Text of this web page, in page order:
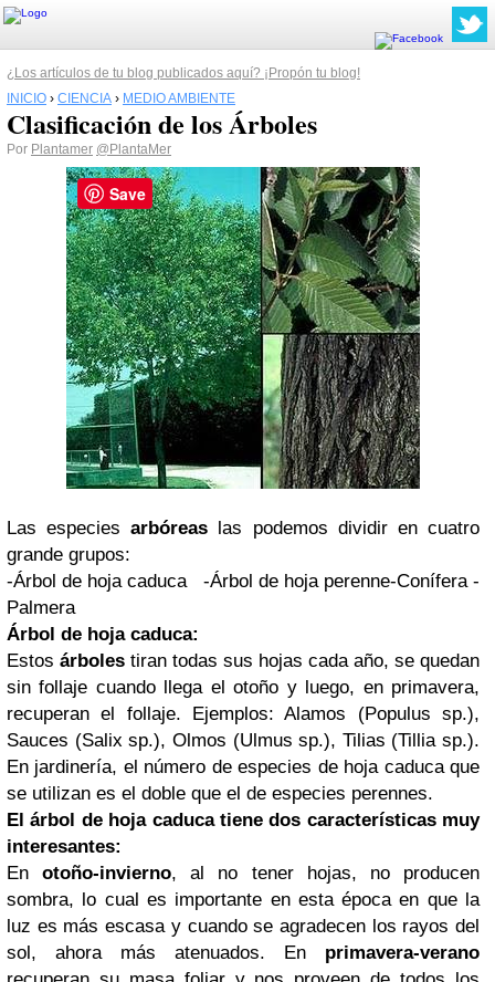
¿Los artículos de tu blog publicados aquí? ¡Propón tu blog!
INICIO › CIENCIA › MEDIO AMBIENTE
Clasificación de los Árboles
Por Plantamer @PlantaMer
Las especiesarbóreas las podemos dividir en cuatro
grande grupos:
-Árbol de hoja caduca
-Árbol de hoja perenne-Conífera -
Palmera
Árbol de hoja caduca:
Estos árboles tiran todas sus hojas cada año, se quedan
sin follaje cuando llega el otoño y luego, en primavera,
recuperan el follaje. Ejemplos: Alamos (Populus sp.),
Sauces (Salix sp.), Olmos (Ulmus sp.), Tilias (Tillia sp.).
En jardinería, el número de especies de hoja caduca que
se utilizan es el doble que el de especies perennes.
El árbol de hoja caduca tiene dos características muy
interesantes:
Enotoño-invierno, al no tener hojas, no producen
sombra, lo cual es importante en esta época en que la
luz es más escasa y cuando se agradecen los rayos del
sol, ahora más atenuados. En primavera-verano
Save